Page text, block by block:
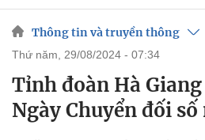
Thông tin và truyền thông
thứ năm, 29/08/2024 - 07:34
Tỉnh đoàn Hà
Ngày Chuyển đối